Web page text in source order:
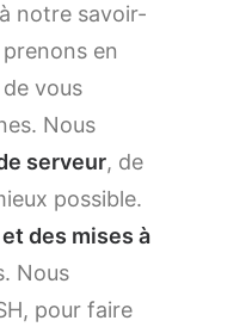
notre savoir-
en
vous
Nous
serveur, de
possible.
des mises à
Nous
pour faire